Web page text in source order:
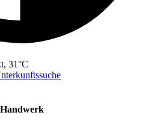
31°C